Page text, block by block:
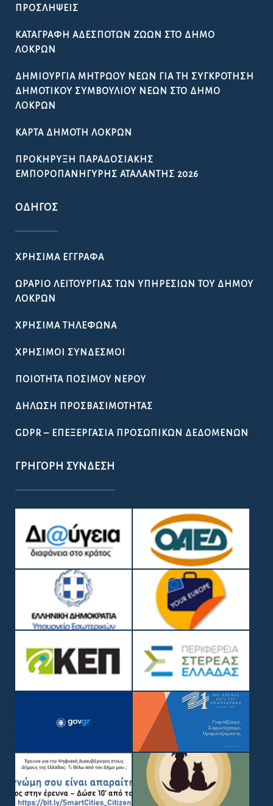
ΠΡΟΣΛΉΨΕΙΣ
ΚΑΤΑΓΡΑΦΉ ΑΔΈΣΠΟΤΩΝ ΖΏΩΝ ΣΤΟ ΔΉΜΟ
ΛΟΚΡΏΝ
ΔΗΜΙΟΥΡΓΊΑ ΜΗΤΡΏΟΥ ΝΈΩΝ ΓΙΑ ΤΗ ΣΥΓΚΡΌΤΗΣΗ
ΔΗΜΟΤΙΚΟΎ ΣΥΜΒΟΥΛΊΟΥ ΝΈΩΝ ΣΤΟ ΔΉΜΟ
ΛΟΚΡΏΝ
ΚΆΡΤΑ ΔΗΜΌΤΗ ΛΟΚΡΏΝ
ΠΡΟΚΉΡΥΞΗ ΠΑΡΑΔΟΣΙΑΚΉΣ
ΕΜΠΟΡΟΠΑΝΉΓΥΡΗΣ ΑΤΑΛΆΝΤΗΣ 2026
ΟΔΗΓΌΣ
ΧΡΉΣΙΜΑ ΈΓΓΡΑΦΑ
ΩΡΆΡΙΟ ΛΕΙΤΟΥΡΓΊΑΣ ΤΩΝ ΥΠΗΡΕΣΙΏΝ ΤΟΥ ΔΉΜΟΥ
ΛΟΚΡΏΝ
ΧΡΉΣΙΜΑ ΤΗΛΈΦΩΝΑ
ΧΡΉΣΙΜΟΙ ΣΎΝΔΕΣΜΟΙ
ΠΟΙΌΤΗΤΑ ΠΌΣΙΜΟΥ ΝΕΡΟΎ
ΔΉΛΩΣΗ ΠΡΟΣΒΑΣΙΜΌΤΗΤΑΣ
GDPR – ΕΠΕΞΕΡΓΑΣΙΑ ΠΡΟΣΩΠΙΚΩΝ ΔΕΔΟΜΕΝΩΝ
ΓΡΉΓΟΡΗ ΣΎΝΔΕΣΗ